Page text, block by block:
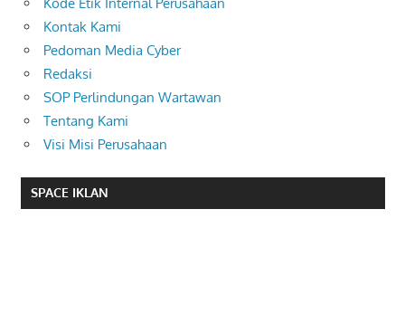
Kode Etik Internal Perusahaan
Kontak Kami
Pedoman Media Cyber
Redaksi
SOP Perlindungan Wartawan
Tentang Kami
Visi Misi Perusahaan
SPACE IKLAN